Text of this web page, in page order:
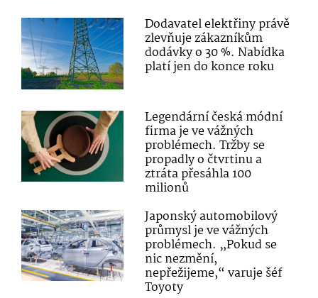
Dodavatel elektřiny právě
zlevňuje zákazníkům
dodávky o 30 %. Nabídka
platí jen do konce roku
Legendární česká módní
firma je ve vážných
problémech. Tržby se
propadly o čtvrtinu a
ztráta přesáhla 100
milionů
Japonský automobilový
průmysl je ve vážných
problémech. „Pokud se
nic nezmění,
nepřežijeme,“ varuje šéf
Toyoty